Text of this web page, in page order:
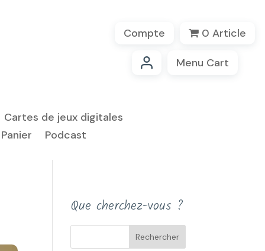
Compte 0 Article
Menu Cart
Cartes de jeux digitales
Panier Podcast
Que cherchez-vous ?